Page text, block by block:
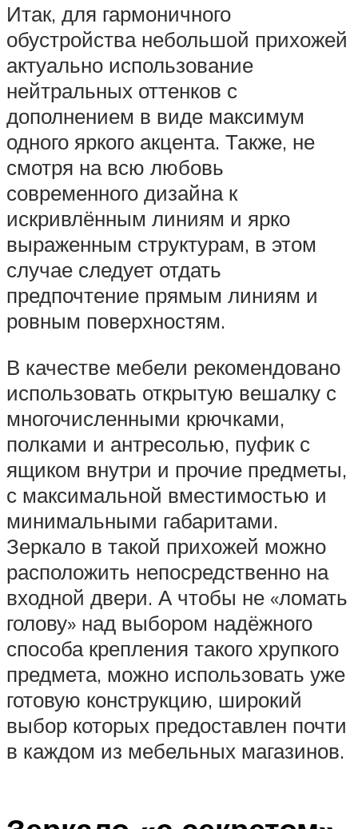
Итак, для гармоничного
обустройства небольшой прихожей
актуально использование
нейтральных оттенков с
дополнением в виде максимум
одного яркого акцента. Также, не
смотря на всю любовь
современного дизайна к
искривлённым линиям и ярко
выраженным структурам, в этом
случае следует отдать
предпочтение прямым линиям и
ровным поверхностям.
В качестве мебели рекомендовано
использовать открытую вешалку с
многочисленными крючками,
полками и антресолью, пуфик с
ящиком внутри и прочие предметы,
с максимальной вместимостью и
минимальными габаритами.
Зеркало в такой прихожей можно
расположить непосредственно на
входной двери. А чтобы не «ломать
голову» над выбором надёжного
способа крепления такого хрупкого
предмета, можно использовать уже
готовую конструкцию, широкий
выбор которых предоставлен почти
в каждом из мебельных магазинов.